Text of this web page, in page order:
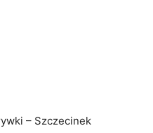
– Szczecinek